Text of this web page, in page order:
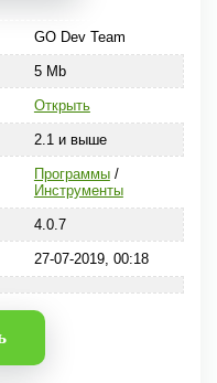
GO Dev Team
5 Mb
Открыть
2.1 и выше
Программы/
Инструменты
4.0.7
27-07-2019, 00:18